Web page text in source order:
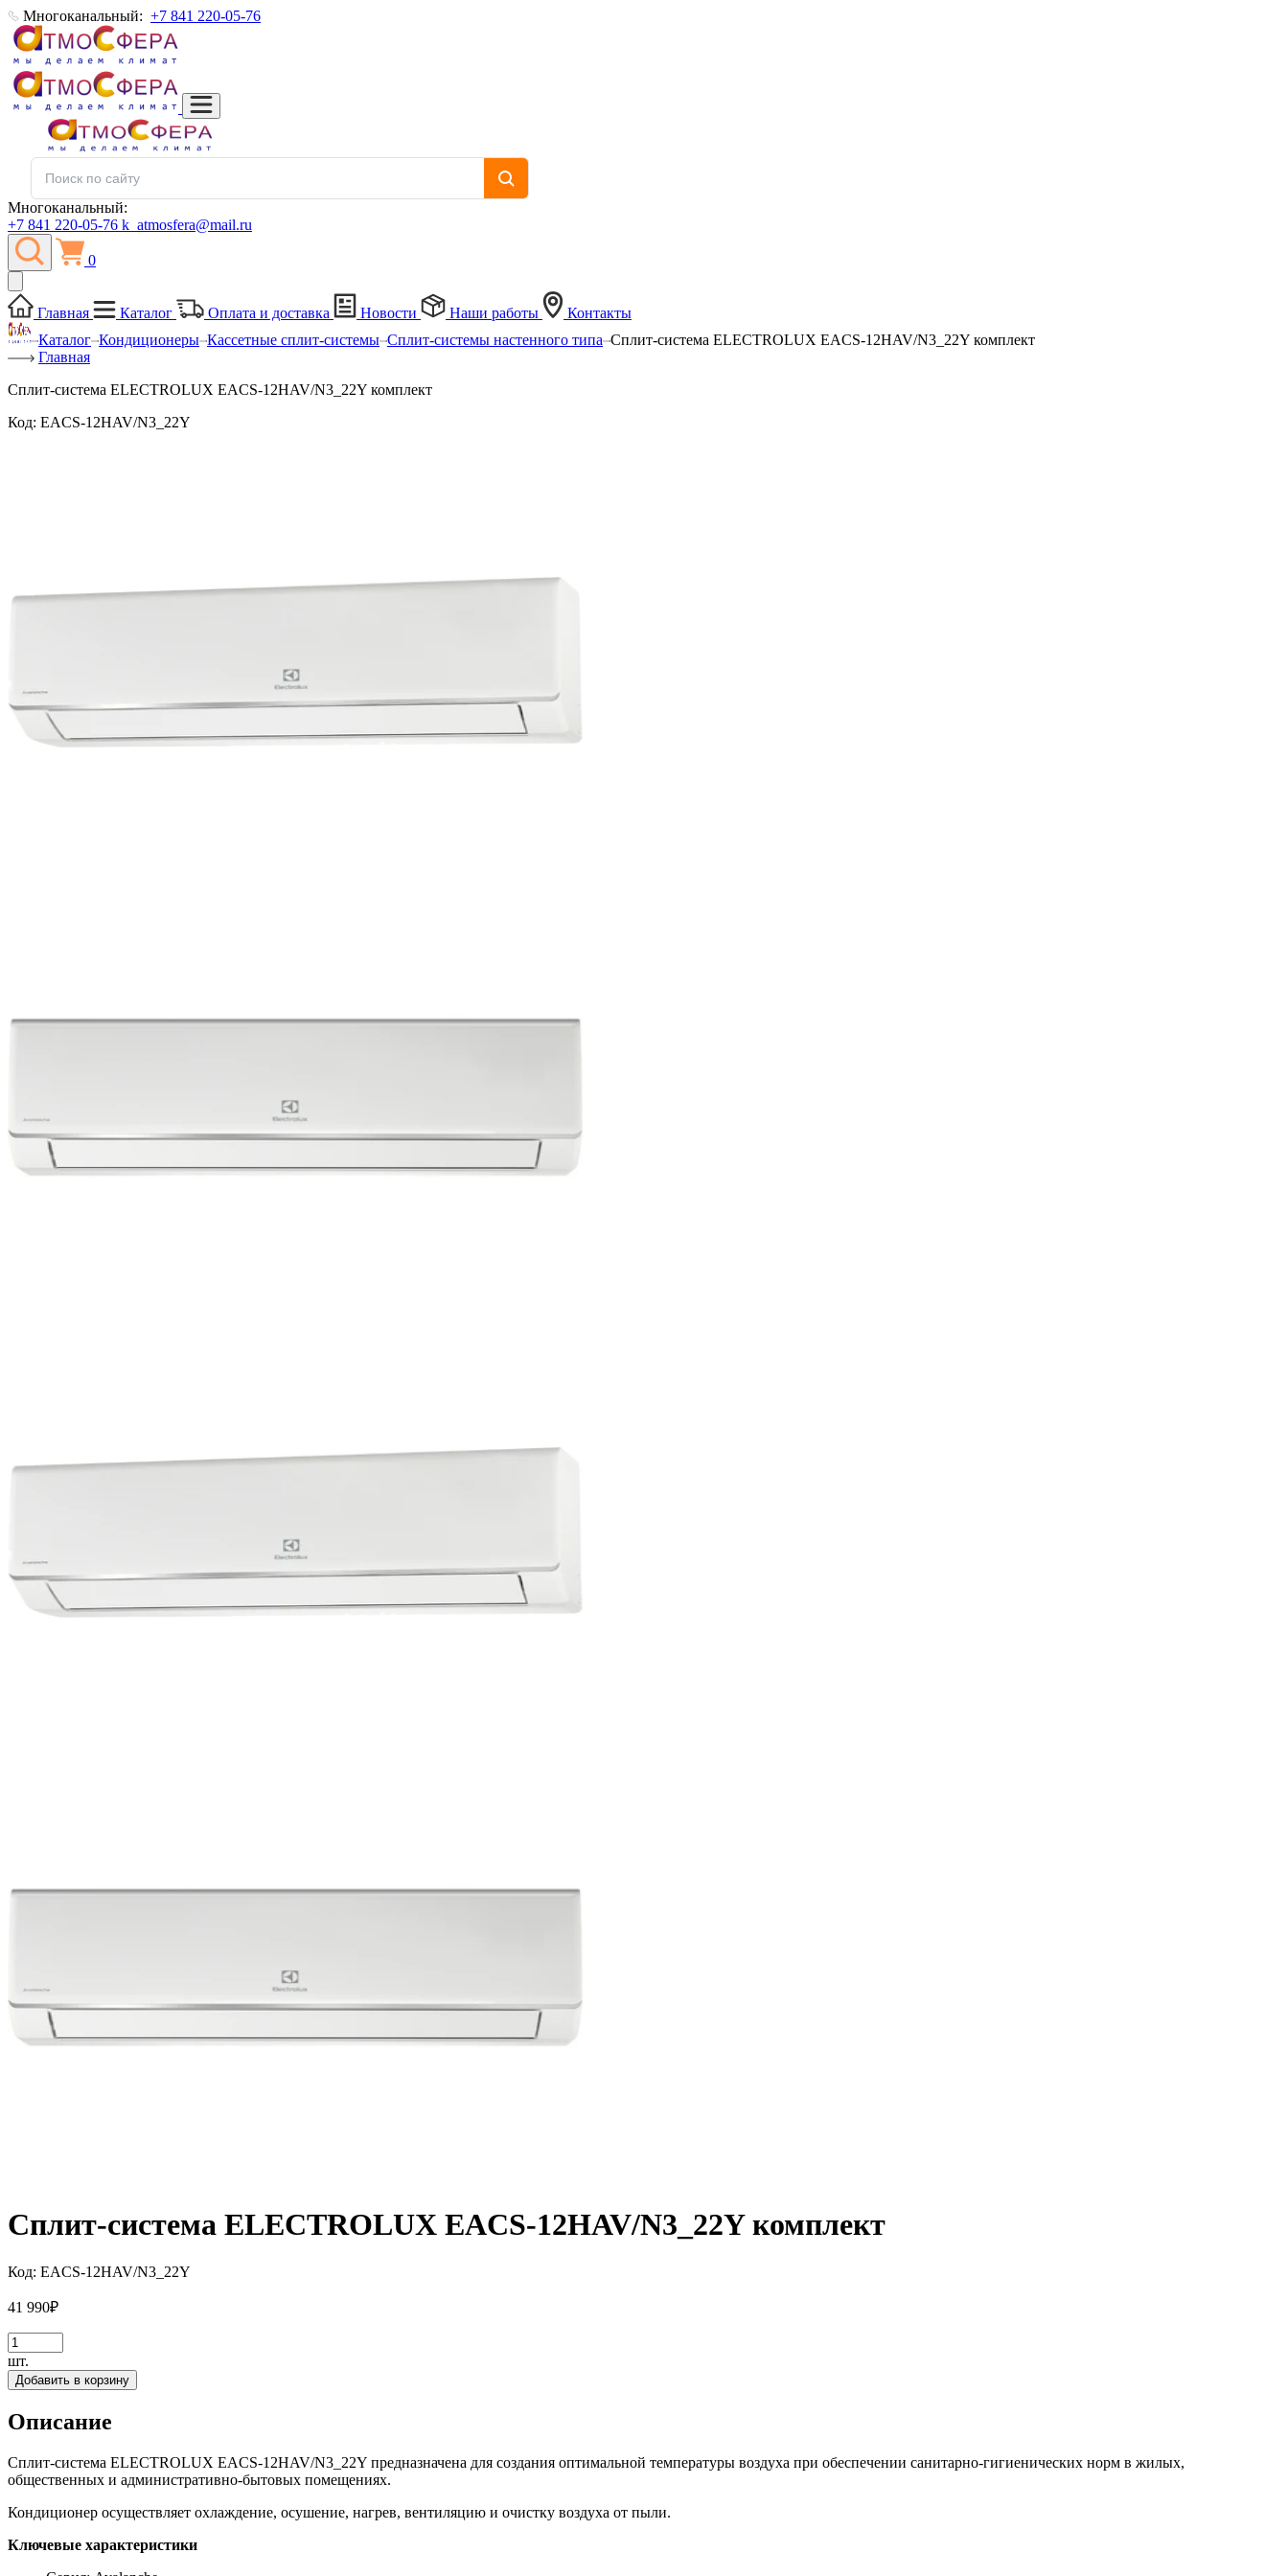
Многоканальный: +7 841 220-05-76
Многоканальный:
+7 841 220-05-76 k_atmosfera@mail.ru
0
Главная Каталог Оплата и доставка Новости Наши работы
Контакты
Каталог Кондиционеры Кассетные сплит-системы Сплит-системы настенного типа Сплит-система ELECTROLUX EACS-12HAV/N3_22Y комплект
Главная
Сплит-система ELECTROLUX EACS-12HAV/N3_22Y комплект
Код: EACS-12HAV/N3_22Y
Сплит-система ELECTROLUX EACS-12HAV/N3_22Y комплект
Код: EACS-12HAV/N3_22Y
41 990₽
шт.
Добавить в корзину
Описание
Сплит-система ELECTROLUX EACS-12HAV/N3_22Y предназначена для создания оптимальной температуры воздуха при обеспечении санитарно-гигиенических норм в жилых,
общественных и административно-бытовых помещениях.
Кондиционер осуществляет охлаждение, осушение, нагрев, вентиляцию и очистку воздуха от пыли.
Ключевые характеристики